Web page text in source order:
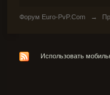
Форум Euro-PvP.Com →
Использовать